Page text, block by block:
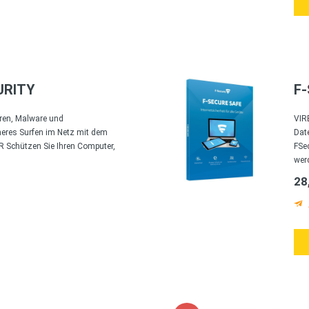
Malware und
Surfen im Netz mit dem
Schützen Sie Ihren Computer,